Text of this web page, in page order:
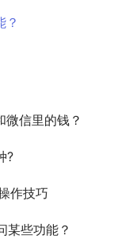
？
信里的钱？
?
作技巧
某些功能？